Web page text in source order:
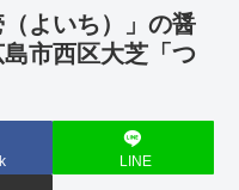
よいち）」の醤
市西区大芝「つ
LINE